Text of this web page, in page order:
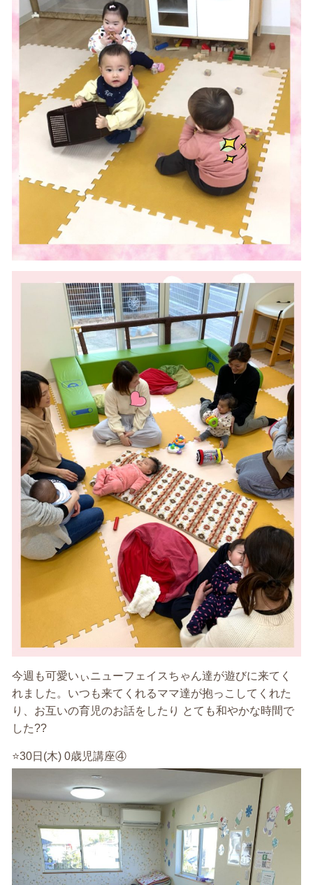
今週も可愛いぃニューフェイスちゃん達が遊びに来てく
れました。いつも来てくれるママ達が抱っこしてくれた
り、お互いの育児のお話をしたり とても和やかな時間で
した??
⭐️30日(木) 0歳児講座④